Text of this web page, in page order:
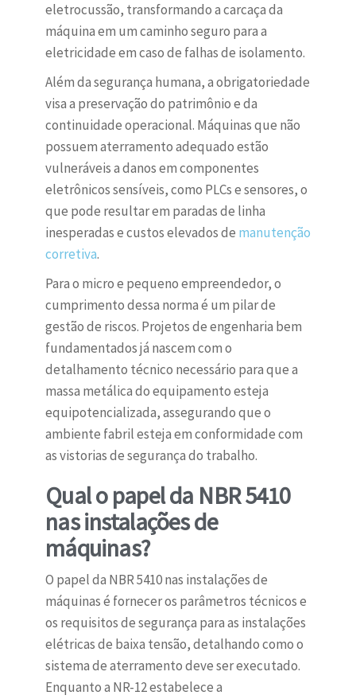
eletrocussão, transformando a carcaça da
máquina em um caminho seguro para a
eletricidade em caso de falhas de isolamento.
Além da segurança humana, a obrigatoriedade
visa a preservação do patrimônio e da
continuidade operacional. Máquinas que não
possuem aterramento adequado estão
vulneráveis a danos em componentes
eletrônicos sensíveis, como PLCs e sensores, o
que pode resultar em paradas de linha
inesperadas e custos elevados de manutenção
corretiva.
Para o micro e pequeno empreendedor, o
cumprimento dessa norma é um pilar de
gestão de riscos. Projetos de engenharia bem
fundamentados já nascem com o
detalhamento técnico necessário para que a
massa metálica do equipamento esteja
equipotencializada, assegurando que o
ambiente fabril esteja em conformidade com
as vistorias de segurança do trabalho.
Qual o papel da NBR 5410
nas instalações de
máquinas?
O papel da NBR 5410 nas instalações de
máquinas é fornecer os parâmetros técnicos e
os requisitos de segurança para as instalações
elétricas de baixa tensão, detalhando como o
sistema de aterramento deve ser executado.
Enquanto a NR-12 estabelece a